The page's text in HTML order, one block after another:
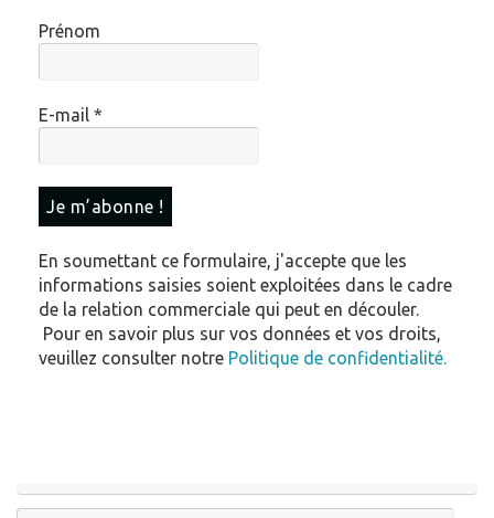
E-mail*
En soumettant ce formulaire, j'accepte que les
informations saisies soient exploitées dans le cadre
Pour en savoir plus sur vos données et vos droits,
veuillez consulter notrePolitique de confidentialité.
Abonnez-vous aux actualités